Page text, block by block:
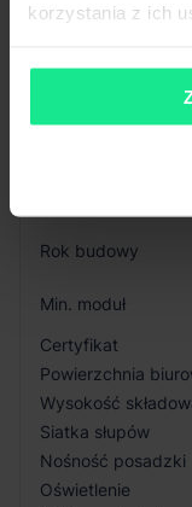
korzystania z ich
Rok budowy
Min. moduł
Certyfikat
Powierzchnia
Wysokość
Siatka słupów
Nośność posadzki
Oświetlenie